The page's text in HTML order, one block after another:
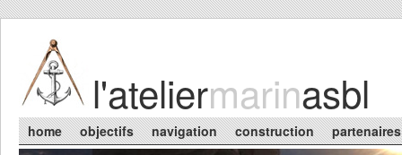
l'ateliermarinasbl
Main menu
home objectifs navigation construction partenaires